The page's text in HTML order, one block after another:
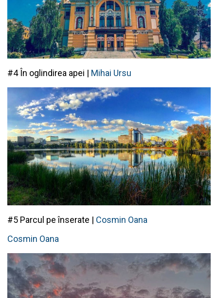
#4 În oglindirea apei | Mihai Ursu
#5 Parcul pe înserate | Cosmin Oana
Cosmin Oana